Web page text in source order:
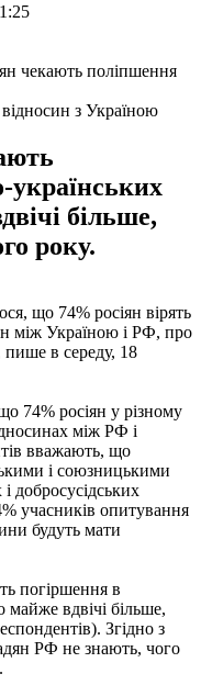
відносин з Україною
українських
більше,
року.
що 74% росіян вірять
між Україною і РФ, про
в середу, 18
74% росіян у різному
між РФ і
вважають, що
і союзницькими
добросусідських
учасників опитування
будуть мати
погіршення в
майже вдвічі більше,
Згідно з
РФ не знають, чого